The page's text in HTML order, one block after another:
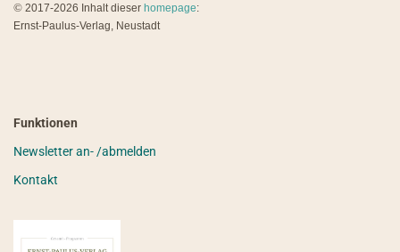
© 2017-2026 Inhalt dieser homepage:
Ernst-Paulus-Verlag, Neustadt
Funktionen
Newsletter an- /abmelden
Kontakt